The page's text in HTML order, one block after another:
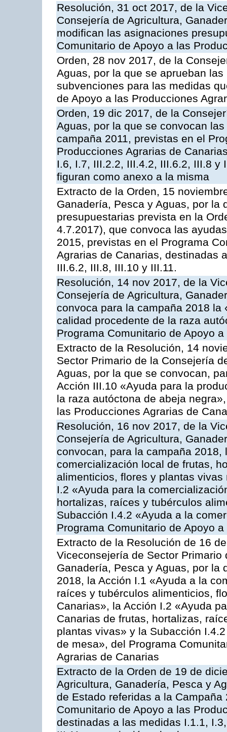
Resolución, 31 oct 2017, de la
Consejería de Agricultura,
modifican las asignaciones
Comunitario de Apoyo a las
Orden, 28 nov 2017, de la
Aguas, por la que se aprueban
subvenciones para las medidas
de Apoyo a las Producciones
Orden, 19 dic 2017, de la
Aguas, por la que se convocan
campaña 2011, previstas en el
Producciones Agrarias de
I.6, I.7, III.2.2, III.4.2, III.6.2, III.8 y
figuran como anexo a la misma
Extracto de la Orden, 15
Ganadería, Pesca y Aguas, por la
presupuestarias prevista en la
4.7.2017), que convoca las
2015, previstas en el Programa
Agrarias de Canarias, destinadas
III.6.2, III.8, III.10 y III.11.
Resolución, 14 nov 2017, de la
Consejería de Agricultura,
convoca para la campaña 2018
calidad procedente de la raza
Programa Comunitario de Apoyo
Extracto de la Resolución, 14
Sector Primario de la Consejería
Aguas, por la que se convocan,
Acción III.10 «Ayuda para la
la raza autóctona de abeja
las Producciones Agrarias de
Resolución, 16 nov 2017, de la
Consejería de Agricultura,
convocan, para la campaña 2018,
comercialización local de frutas,
alimenticios, flores y plantas
I.2 «Ayuda para la
hortalizas, raíces y tubérculos
Subacción I.4.2 «Ayuda a la
Programa Comunitario de Apoyo
Extracto de la Resolución de 16
Viceconsejería de Sector
Ganadería, Pesca y Aguas, por la
2018, la Acción I.1 «Ayuda a la
raíces y tubérculos alimenticios,
Canarias», la Acción I.2 «Ayuda
Canarias de frutas, hortalizas,
plantas vivas» y la Subacción
de mesa», del Programa
Agrarias de Canarias
Extracto de la Orden de 19 de
Agricultura, Ganadería, Pesca y
de Estado referidas a la
Comunitario de Apoyo a las
destinadas a las medidas I.1.1,